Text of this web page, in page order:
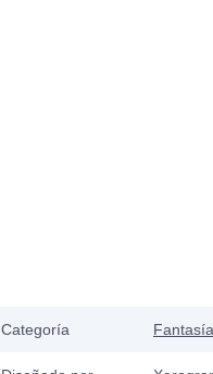
Categoría Fantasía